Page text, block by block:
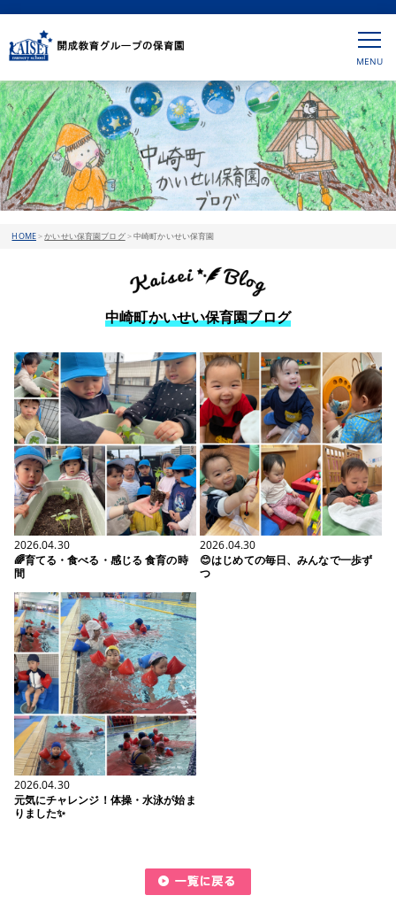
HOME>かいせい保育園ブログ>中崎町かいせい保育園
中崎町かいせい保育園ブログ
2026.04.30
🌈育てる・食べる・感じる 食育の時
間
2026.04.30
😊はじめての毎日、みんなで一歩ず
つ
2026.04.30
元気にチャレンジ！体操・水泳が始ま
りました✨